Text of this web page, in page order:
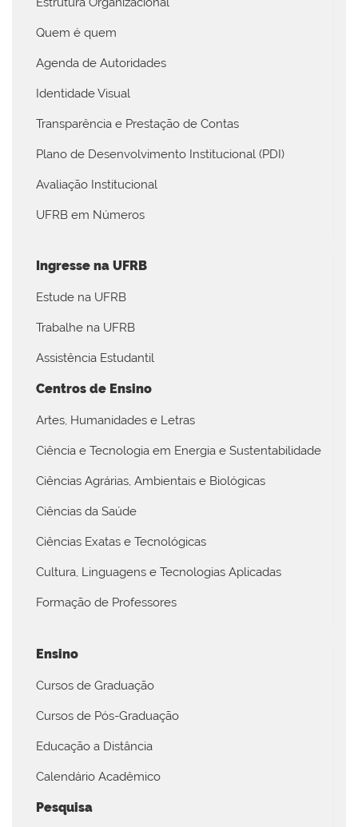
Quem é quem
Agenda de Autoridades
Identidade Visual
Transparência e Prestação de Contas
Plano de Desenvolvimento Institucional (PDI)
Avaliação Institucional
UFRB em Números
Ingresse na UFRB
Estude na UFRB
Trabalhe na UFRB
Assistência Estudantil
Centros de Ensino
Artes, Humanidades e Letras
Ciência e Tecnologia em Energia e Sustentabilidade
Ciências Agrárias, Ambientais e Biológicas
Ciências da Saúde
Ciências Exatas e Tecnológicas
Cultura, Linguagens e Tecnologias Aplicadas
Formação de Professores
Ensino
Cursos de Graduação
Cursos de Pós-Graduação
Educação a Distância
Calendário Acadêmico
Pesquisa